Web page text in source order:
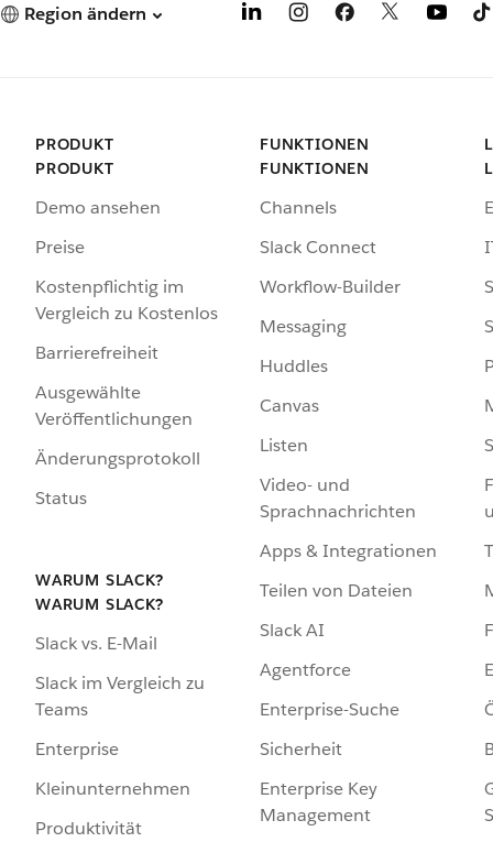
Region ändern
PRODUKT
PRODUKT
Demo ansehen
Preise
Kostenpflichtig im
Vergleich zu Kostenlos
Barrierefreiheit
Ausgewählte
Veröffentlichungen
Änderungsprotokoll
Status
WARUM SLACK?
WARUM SLACK?
Slack vs. E-Mail
Slack im Vergleich zu
Teams
Enterprise
Kleinunternehmen
Produktivität
FUNKTIONEN
FUNKTIONEN
Channels
Slack Connect
Workflow-Builder
Messaging
Huddles
Canvas
Listen
Video- und
Sprachnachrichten
Apps & Integrationen
Teilen von Dateien
Slack AI
Agentforce
Enterprise-Suche
Sicherheit
Enterprise Key
Management